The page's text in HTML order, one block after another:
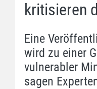
kritisieren
Eine
wird zu einer
vulnerabler
sagen